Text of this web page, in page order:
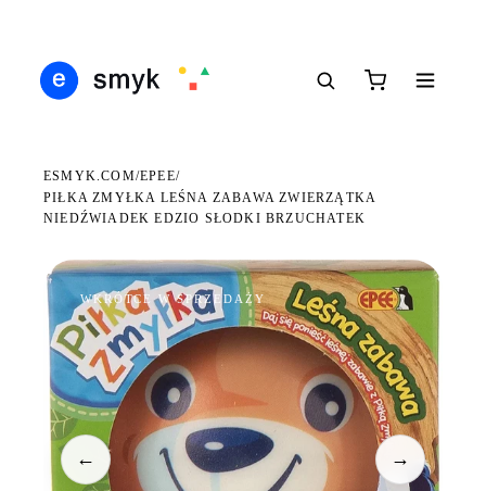
ESMYK.COM/EPEE/
PIŁKA ZMYŁKA LEŚNA ZABAWA ZWIERZĄTKA
NIEDŹWIADEK EDZIO SŁODKI BRZUCHATEK
WKRÓTCE W SPRZEDAŻY
← →